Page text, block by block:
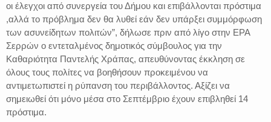
οι έλεγχοι από συνεργεία του Δήμου και επιβάλλονται πρόστιμα
,αλλά το πρόβλημα δεν θα λυθεί εάν δεν υπάρξει συμμόρφωση
των ασυνείδητων πολιτών”, δήλωσε πριν από λίγο στην ΕΡΑ
Σερρών ο εντεταλμένος δημοτικός σύμβουλος για την
Καθαριότητα Παντελής Χράπας, απευθύνοντας έκκληση σε
όλους τους πολίτες να βοηθήσουν προκειμένου να
αντιμετωπιστεί η ρύπανση του περιβάλλοντος. Αξίζει να
σημειωθεί ότι μόνο μέσα στο Σεπτέμβριο έχουν επιβληθεί 14
πρόστιμα.